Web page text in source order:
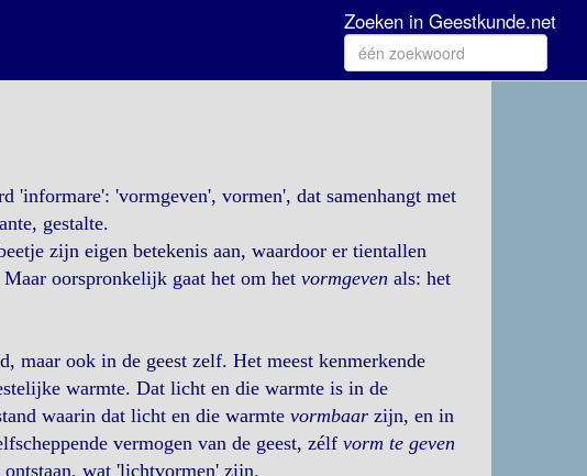
Zoeken in Geestkunde.net
'vormgeven', vormen', dat samenhangt met
gestalte.
zijn eigen betekenis aan, waardoor er tientallen
oorspronkelijk gaat het om het vormgeven als: het
maar ook in de geest zelf. Het meest kenmerkende
warmte. Dat licht en die warmte is in de
waarin dat licht en die warmte vormbaarzijn, en in
vermogen van de geest, zélf vorm te geven
wat 'lichtvormen' zijn.